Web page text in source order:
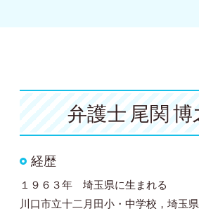
弁護士 尾関
経歴
１９６３年 埼玉県に生まれる
川口市立十二月田小・中学校，埼玉